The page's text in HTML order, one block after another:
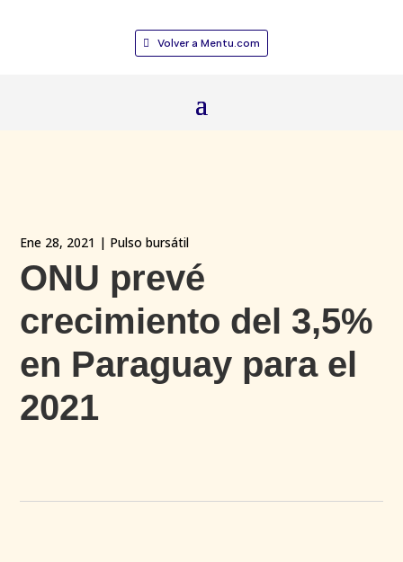
Volver a Mentu.com
Ene 28, 2021 | Pulso bursátil
ONU prevé
crecimiento del 3,5%
en Paraguay para el
2021